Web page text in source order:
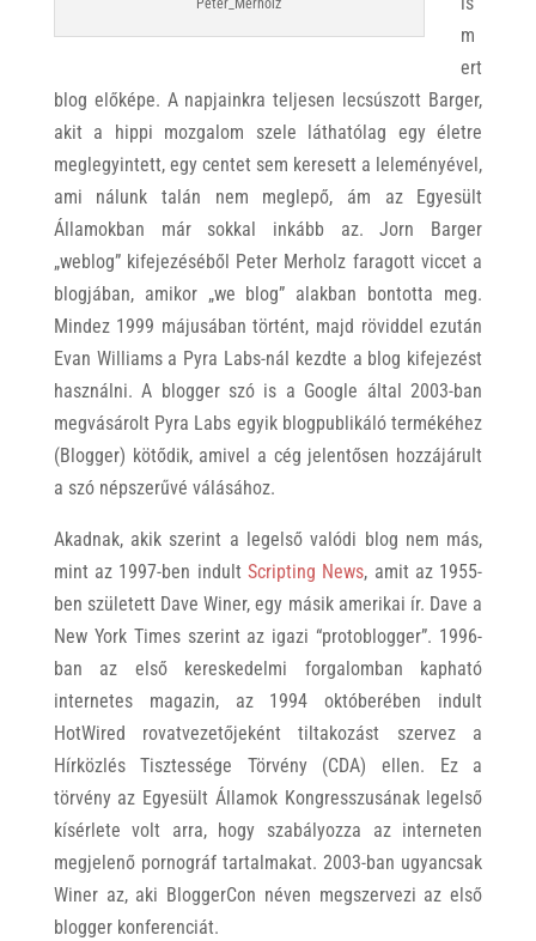
Peter_Merholz
m
ert
blog előképe. A napjainkra teljesen lecsúszott Barger,
akit a hippi mozgalom szele láthatólag egy életre
meglegyintett, egy centet sem keresett a leleményével,
ami nálunk talán nem meglepő, ám az Egyesült
Államokban már sokkal inkább az. Jorn Barger
„weblog” kifejezéséből Peter Merholz faragott viccet a
blogjában, amikor „we blog” alakban bontotta meg.
Mindez 1999 májusában történt, majd röviddel ezután
Evan Williams a Pyra Labs-nál kezdte a blog kifejezést
használni. A blogger szó is a Google által 2003-ban
megvásárolt Pyra Labs egyik blogpublikáló termékéhez
(Blogger) kötődik, amivel a cég jelentősen hozzájárult
a szó népszerűvé válásához.
Akadnak, akik szerint a legelső valódi blog nem más,
mint az 1997-ben indult Scripting News, amit az 1955-
ben született Dave Winer, egy másik amerikai ír. Dave a
New York Times szerint az igazi “protoblogger”. 1996-
ban az első kereskedelmi forgalomban kapható
internetes magazin, az 1994 októberében indult
HotWired rovatvezetőjeként tiltakozást szervez a
Hírközlés Tisztessége Törvény (CDA) ellen. Ez a
törvény az Egyesült Államok Kongresszusának legelső
kísérlete volt arra, hogy szabályozza az interneten
megjelenő pornográf tartalmakat. 2003-ban ugyancsak
Winer az, aki BloggerCon néven megszervezi az első
blogger konferenciát.